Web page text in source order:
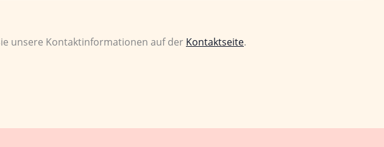
unsere Kontaktinformationen auf der Kontaktseite.